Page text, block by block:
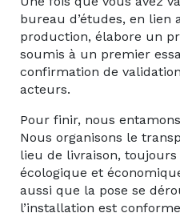
bureau d’études, en lien
production, élabore un
soumis à un premier
confirmation de
acteurs.
Pour finir, nous
Nous organisons le
lieu de livraison,
écologique et
aussi que la pose se
l’installation est